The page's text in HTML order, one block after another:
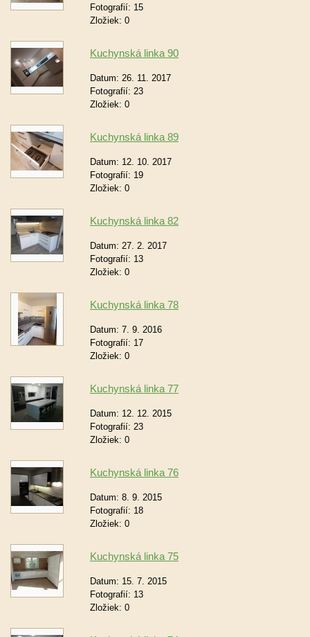
Fotografií: 15
Zložiek: 0
Kuchynská linka 90
Datum: 26. 11. 2017
Fotografií: 23
Zložiek: 0
Kuchynská linka 89
Datum: 12. 10. 2017
Fotografií: 19
Zložiek: 0
Kuchynská linka 82
Datum: 27. 2. 2017
Fotografií: 13
Zložiek: 0
Kuchynská linka 78
Datum: 7. 9. 2016
Fotografií: 17
Zložiek: 0
Kuchynská linka 77
Datum: 12. 12. 2015
Fotografií: 23
Zložiek: 0
Kuchynská linka 76
Datum: 8. 9. 2015
Fotografií: 18
Zložiek: 0
Kuchynská linka 75
Datum: 15. 7. 2015
Fotografií: 13
Zložiek: 0